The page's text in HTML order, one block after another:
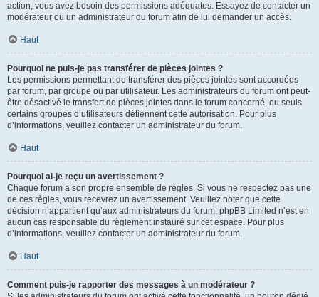
action, vous avez besoin des permissions adéquates. Essayez de contacter un
modérateur ou un administrateur du forum afin de lui demander un accès.
Haut
Pourquoi ne puis-je pas transférer de pièces jointes ?
Les permissions permettant de transférer des pièces jointes sont accordées
par forum, par groupe ou par utilisateur. Les administrateurs du forum ont peut-
être désactivé le transfert de pièces jointes dans le forum concerné, ou seuls
certains groupes d’utilisateurs détiennent cette autorisation. Pour plus
d’informations, veuillez contacter un administrateur du forum.
Haut
Pourquoi ai-je reçu un avertissement ?
Chaque forum a son propre ensemble de règles. Si vous ne respectez pas une
de ces règles, vous recevrez un avertissement. Veuillez noter que cette
décision n’appartient qu’aux administrateurs du forum, phpBB Limited n’est en
aucun cas responsable du règlement instauré sur cet espace. Pour plus
d’informations, veuillez contacter un administrateur du forum.
Haut
Comment puis-je rapporter des messages à un modérateur ?